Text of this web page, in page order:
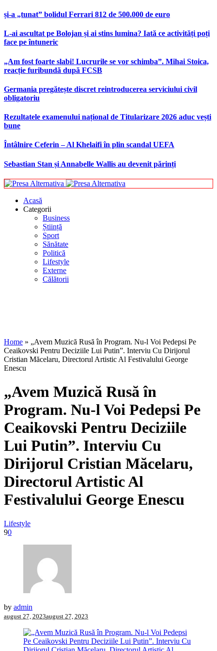
și-a „tunat” bolidul Ferrari 812 de 500.000 de euro
L-ai ascultat pe Bolojan și ai stins lumina? Iată ce activități poți
face pe întuneric
„Am fost foarte slabi! Lucrurile se vor schimba”. Mihai Stoica,
reacție furibundă după FCSB
Germania pregătește discret reintroducerea serviciului civil
obligatoriu
Rezultatele examenului național de Titularizare 2026 aduc vești
bune
Întâlnire Ceferin – Al Khelaifi în plin scandal UEFA
Sebastian Stan și Annabelle Wallis au devenit părinți
Acasă
Categorii
Business
Știință
Sport
Sănătate
Politică
Lifestyle
Externe
Călătorii
Home » „Avem Muzică Rusă în Program. Nu-l Voi Pedepsi Pe
Ceaikovski Pentru Deciziile Lui Putin”. Interviu Cu Dirijorul
Cristian Măcelaru, Directorul Artistic Al Festivalului George
Enescu
„Avem Muzică Rusă în
Program. Nu-l Voi Pedepsi Pe
Ceaikovski Pentru Deciziile
Lui Putin”. Interviu Cu
Dirijorul Cristian Măcelaru,
Directorul Artistic Al
Festivalului George Enescu
Lifestyle
90
by admin
august 27, 2023august 27, 2023